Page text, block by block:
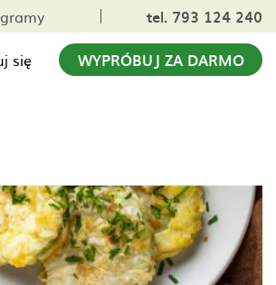
tel. 793 124 240
się WYPRÓBUJ ZA DARMO